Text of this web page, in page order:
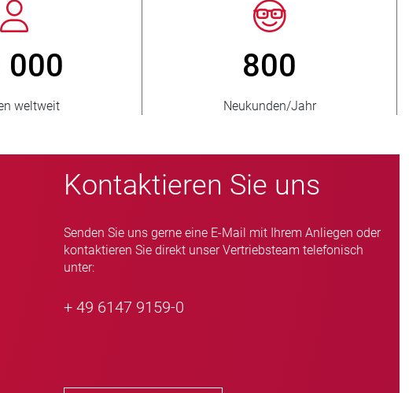
Länder
> 15 000
Quetschventil-Varianten
Kontaktieren Sie uns
Senden Sie uns gerne eine E-Mail mit Ihrem Anliegen oder
kontaktieren Sie direkt unser Vertriebsteam telefonisch
unter:
+ 49 6147 9159-0